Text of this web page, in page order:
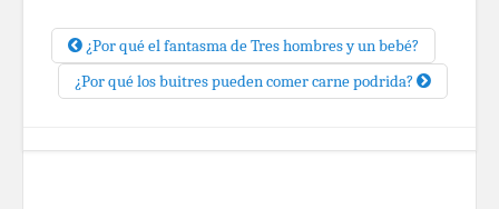
¿Por qué el fantasma de Tres hombres y un bebé?
¿Por qué los buitres pueden comer carne podrida?